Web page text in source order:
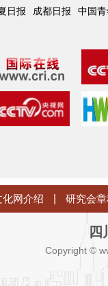
日报 成都日报
中国
化网介绍 研究会
Copyright ©